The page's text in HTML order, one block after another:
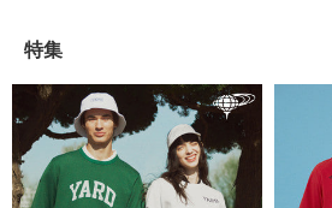
特集